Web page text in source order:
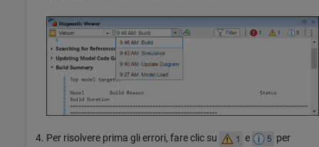
Per risolvere prima gli errori, fare clic su e
per